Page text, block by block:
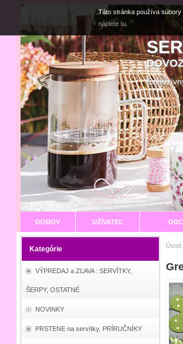
DOMOV UŽÍVATEĽ
Kategórie
VÝPREDAJ a ZĽAVA : SERVÍTKY,
ŠERPY, OSTATNÉ
NOVINKY
PRSTENE na servítky, PRÍRUČNÍKY
Úvod
Táto stránka používa
nájdete tu.